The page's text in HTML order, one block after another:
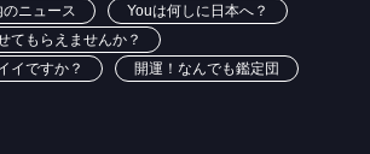
のニュース
Youは何しに日本へ？
てもらえませんか？
イですか？
開運！なんでも鑑定団